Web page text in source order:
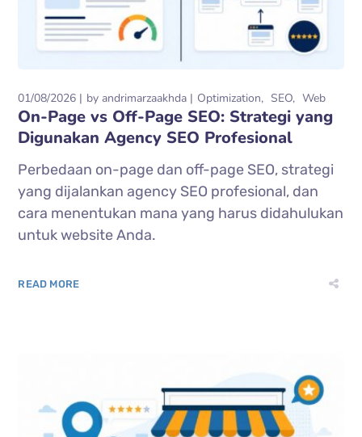
01/08/2026 by andrimarzaakhda Optimization SEO Web
On-Page vs Off-Page SEO: Strategi yang
Digunakan Agency SEO Profesional
Perbedaan on-page dan off-page SEO, strategi
yang dijalankan agency SEO profesional, dan
cara menentukan mana yang harus didahulukan
untuk website Anda.
READ MORE